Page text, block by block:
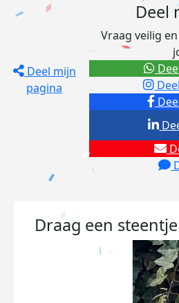
Deel mijn
pagina
Deel
Vraag veilig
Draag een